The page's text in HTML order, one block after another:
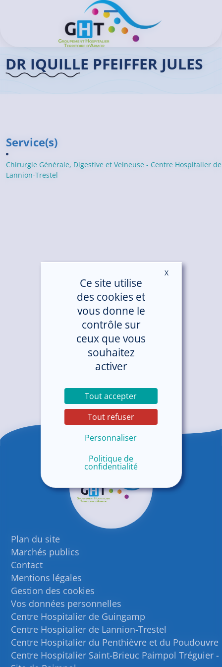
Ouvrir/Fermer le menu
>Dr Jules IQUILLE PFEIFFER (Pour offre CH Lannion)
DR IQUILLE PFEIFFER JULES
Service(s)
Chirurgie Générale, Digestive et Veineuse - Centre Hospitalier de
Lannion-Trestel
Plan du site
Marchés publics
Contact
Mentions légales
Gestion des cookies
Vos données personnelles
Centre Hospitalier de Guingamp
Centre Hospitalier de Lannion-Trestel
Centre Hospitalier du Penthièvre et du Poudouvre
Centre Hospitalier Saint-Brieuc Paimpol Tréguier -
Panneau de gestion des cookies
Ce site utilise
des cookies et
vous donne le
contrôle sur
ceux que vous
souhaitez
activer
Tout accepter
Tout refuser
Personnaliser
Politique de
confidentialité
XMasquer le